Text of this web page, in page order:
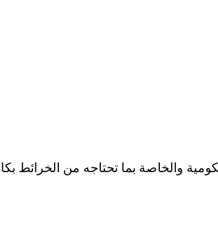
عام 1975 على رفد مختلف القطاعات الحكومية